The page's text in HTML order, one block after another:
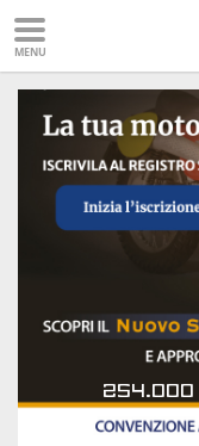
MENU
254.000